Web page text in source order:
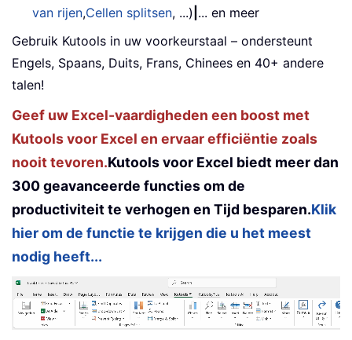
van rijen,Cellen splitsen, ...) ... en meer
Gebruik Kutools in uw voorkeurstaal – ondersteunt
Engels, Spaans, Duits, Frans, Chinees en 40+ andere
talen!
Geef uw Excel-vaardigheden een boost met
Kutools voor Excel en ervaar efficiëntie zoals
nooit tevoren.Kutools voor Excel biedt meer dan
300 geavanceerde functies om de
productiviteit te verhogen en Tijd besparen.Klik
hier om de functie te krijgen die u het meest
nodig heeft...